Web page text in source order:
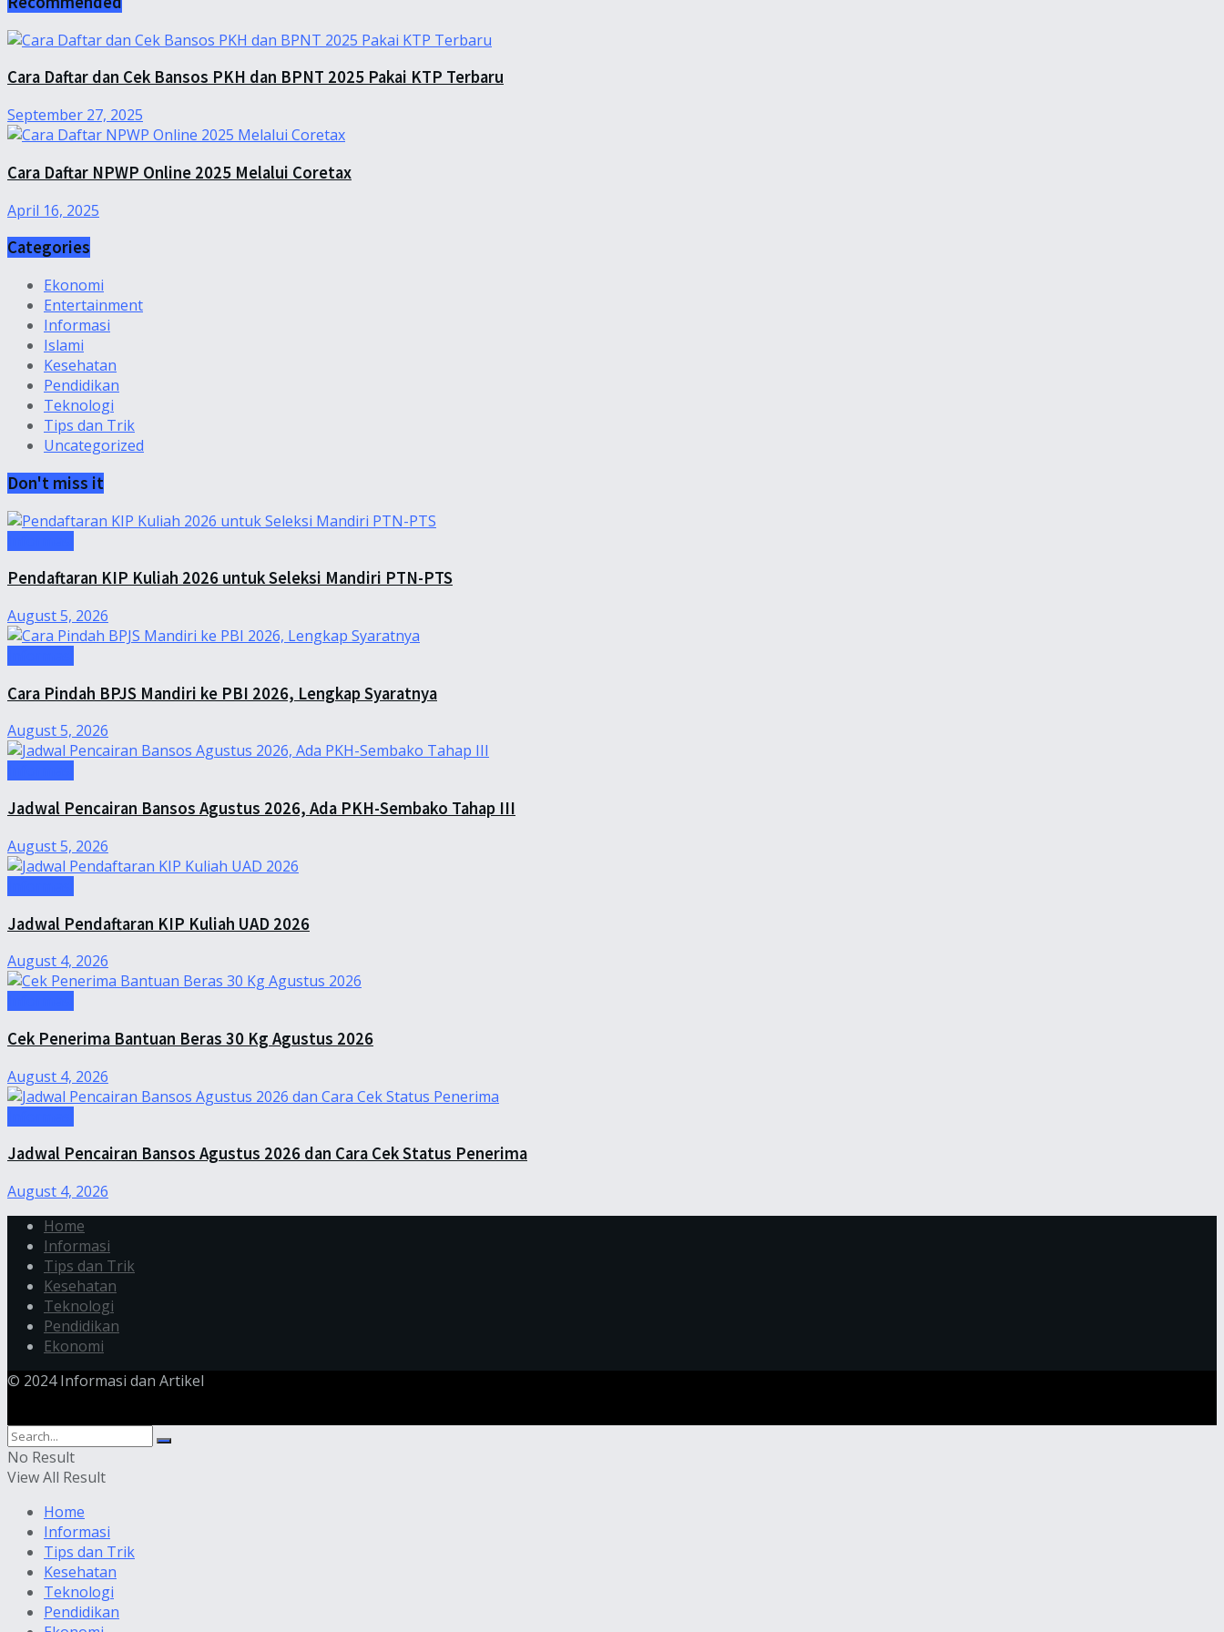
Cara Daftar dan Cek Bansos PKH dan BPNT 2025 Pakai KTP Terbaru
September 27, 2025
Cara Daftar NPWP Online 2025 Melalui Coretax
April 16, 2025
Categories
Ekonomi
Entertainment
Informasi
Islami
Kesehatan
Pendidikan
Teknologi
Tips dan Trik
Uncategorized
Don't miss it
Pendaftaran KIP Kuliah 2026 untuk Seleksi Mandiri PTN-PTS
August 5, 2026
Cara Pindah BPJS Mandiri ke PBI 2026, Lengkap Syaratnya
August 5, 2026
Jadwal Pencairan Bansos Agustus 2026, Ada PKH-Sembako Tahap III
August 5, 2026
Jadwal Pendaftaran KIP Kuliah UAD 2026
August 4, 2026
Cek Penerima Bantuan Beras 30 Kg Agustus 2026
August 4, 2026
Jadwal Pencairan Bansos Agustus 2026 dan Cara Cek Status Penerima
August 4, 2026
Home
Informasi
Tips dan Trik
Kesehatan
Teknologi
Pendidikan
Ekonomi
© 2024 Informasi dan Artikel
No Result
View All Result
Home
Informasi
Tips dan Trik
Kesehatan
Teknologi
Pendidikan